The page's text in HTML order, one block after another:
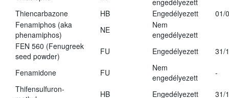
engedélyezett
Thiencarbazone
HB Engedélyezett
01/
Fenamiphos (aka
phenamiphos)
NE
Nem
engedélyezett
FEN 560 (Fenugreek
seed powder)
FU Engedélyezett 31/
Fenamidone FU
Nem
engedélyezett
-
Thifensulfuron-
HB Engedélyezett 31/